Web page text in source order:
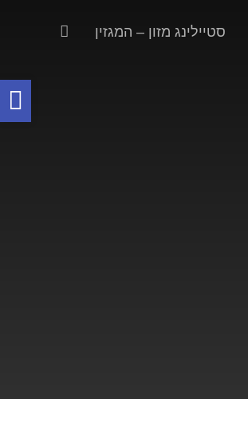
סטיילינג מזון – המגזין